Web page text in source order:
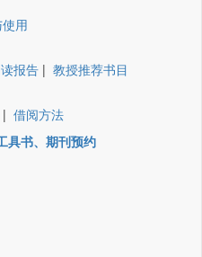
用
报告 | 教授推荐书目
| 借阅方法
具书、期刊预约